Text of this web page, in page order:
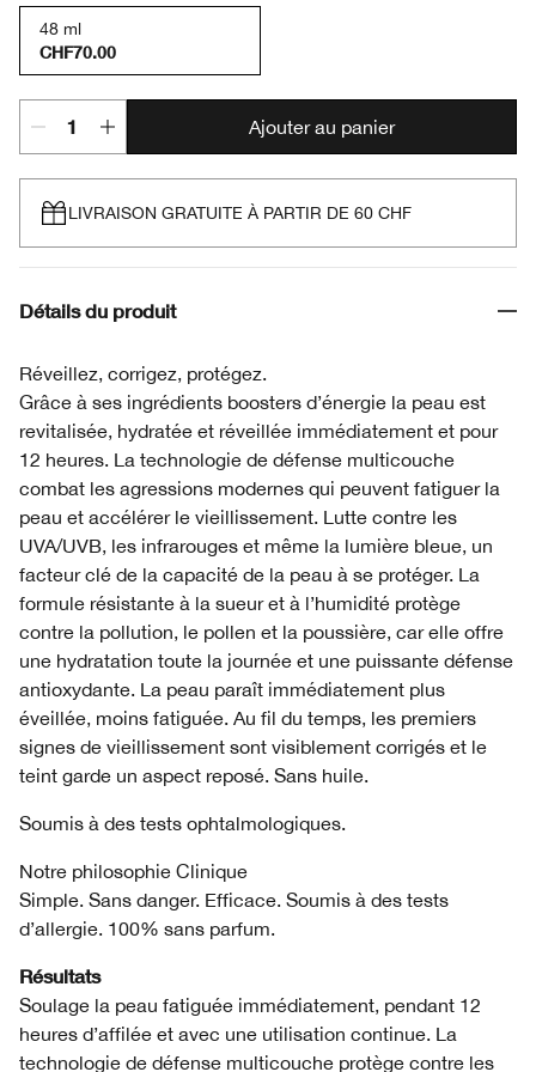
48 ml
CHF70.00
Ajouter au panier
LIVRAISON GRATUITE À PARTIR DE 60 CHF
Détails du produit
Réveillez, corrigez, protégez.
Grâce à ses ingrédients boosters d’énergie la peau est
revitalisée, hydratée et réveillée immédiatement et pour
12 heures. La technologie de défense multicouche
combat les agressions modernes qui peuvent fatiguer la
peau et accélérer le vieillissement. Lutte contre les
UVA/UVB, les infrarouges et même la lumière bleue, un
facteur clé de la capacité de la peau à se protéger. La
formule résistante à la sueur et à l’humidité protège
contre la pollution, le pollen et la poussière, car elle offre
une hydratation toute la journée et une puissante défense
antioxydante. La peau paraît immédiatement plus
éveillée, moins fatiguée. Au fil du temps, les premiers
signes de vieillissement sont visiblement corrigés et le
teint garde un aspect reposé. Sans huile.
Soumis à des tests ophtalmologiques.
Notre philosophie Clinique
Simple. Sans danger. Efficace. Soumis à des tests
d’allergie. 100% sans parfum.
Résultats
Soulage la peau fatiguée immédiatement, pendant 12
heures d’affilée et avec une utilisation continue. La
technologie de défense multicouche protège contre les